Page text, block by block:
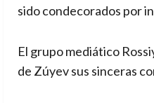
sido condecorados por
El grupo mediático
de Zúyev sus sinceras